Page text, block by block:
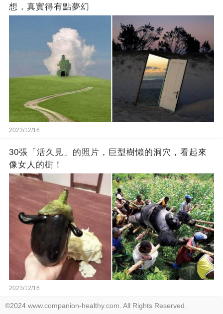
想，真實得有點夢幻
2023/12/16
30張「活久見」的照片，巨型樹懶的洞穴，看起來
像女人的樹！
2023/12/16
©2024 www.companion-healthy.com. All Rights Reserved.